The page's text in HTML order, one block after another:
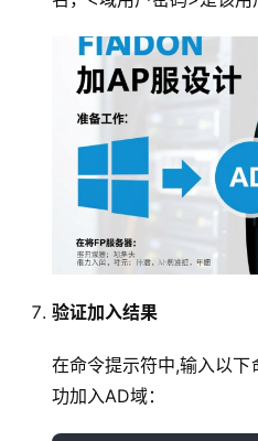
验证加入结果
在命令提示符中,输入以
功加入AD域：